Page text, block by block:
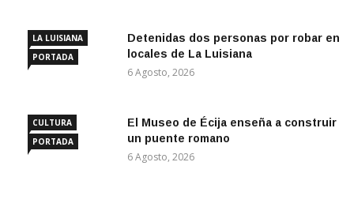
LA LUISIANA
PORTADA
Detenidas dos personas por robar en
locales de La Luisiana
6 Agosto, 2026
CULTURA
PORTADA
El Museo de Écija enseña a construir
un puente romano
6 Agosto, 2026